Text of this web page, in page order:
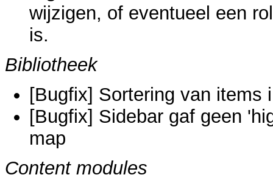
wijzigen, of eventueel een
is.
Bibliotheek
[Bugfix] Sortering van items
[Bugfix] Sidebar gaf geen
map
Content modules